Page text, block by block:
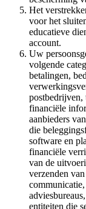
Het
voor het
educatieve
account.
Uw
volgende
betalingen,
postbedrijven,
financiële
aanbieders
die
software en
financiële
van de
verzenden
entiteiten die